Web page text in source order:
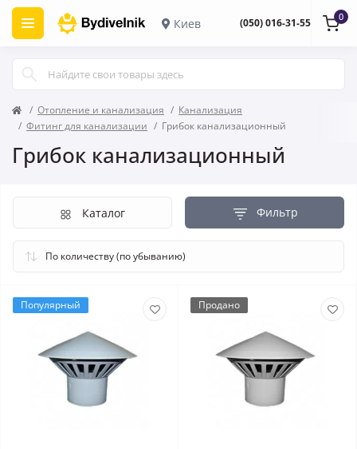
Киев (050) 016-31-55 0
Отопление и канализация
Канализация
Фитинг для канализации
Грибок канализационный
Грибок канализационный
Фильтр
Каталог
Популярный Продано